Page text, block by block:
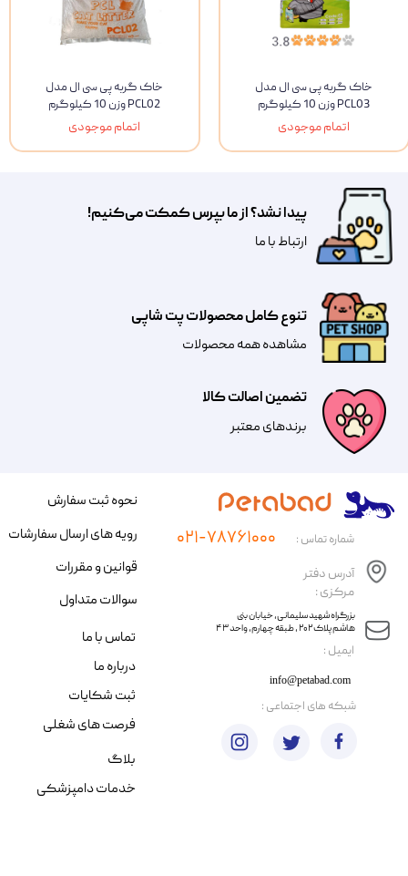
خاک گربه پی سی ال مدل
PCL03 وزن 10 کیلوگرم
اتمام موجودی
خاک گربه پی سی ال مدل
PCL02 وزن 10 کیلوگرم
اتمام موجودی
تضمین اصالت کالا
​​برندهای معتبر​​​​​​​
تنوع کامل محصولات پت شاپی
مشاهده همه محصولات
پیدا نشد؟ از ما بپرس کمکت می‌کنیم!
​​​ارتباط با ما
​ایمیل :
آدرس دفتر
مرکزی :
info@petabad.com
​​بزرگراه شهید سلیمانی، خیابان بنی
هاشم پلاک ۲۰۲ ، طبقه چهارم، واحد ۴۳
شماره تماس : ۰۲۱-۷۸۷۶۱۰۰۰
نحوه ثبت سفارش
رویه های ارسال سفارشات
قوانین و مقررات
سوالات متداول
تماس با ما
درباره ما
ثبت شکایات
فرصت های شغلی
​شبکه های اجتماعی :
بلاگ
خدمات دامپزشکی